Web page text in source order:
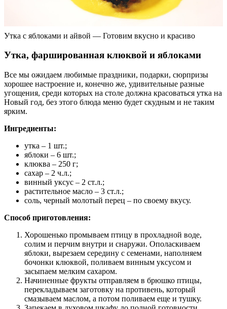
Утка с яблоками и айвой — Готовим вкусно и красиво
Утка, фаршированная клюквой и яблоками
Все мы ожидаем любимые праздники, подарки, сюрпризы
хорошее настроение и, конечно же, удивительные разные
угощения, среди которых на столе должна красоваться утка на
Новый год, без этого блюда меню будет скудным и не таким
ярким.
Ингредиенты:
утка – 1 шт.;
яблоки – 6 шт.;
клюква – 250 г;
сахар – 2 ч.л.;
винный уксус – 2 ст.л.;
растительное масло – 3 ст.л.;
соль, черный молотый перец – по своему вкусу.
Способ приготовления:
Хорошенько промываем птицу в прохладной воде,
солим и перчим внутри и снаружи. Ополаскиваем
яблоки, вырезаем середину с семенами, наполняем
бочонки клюквой, поливаем винным уксусом и
засыпаем мелким сахаром.
Начиненные фрукты отправляем в брюшко птицы,
перекладываем заготовку на противень, который
смазываем маслом, а потом поливаем еще и тушку.